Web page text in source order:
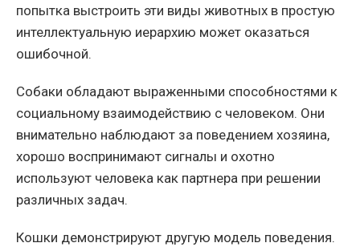
попытка выстроить эти виды животных в простую
интеллектуальную иерархию может оказаться
ошибочной.
Собаки обладают выраженными способностями к
социальному взаимодействию с человеком. Они
внимательно наблюдают за поведением хозяина,
хорошо воспринимают сигналы и охотно
используют человека как партнера при решении
различных задач.
Кошки демонстрируют другую модель поведения.